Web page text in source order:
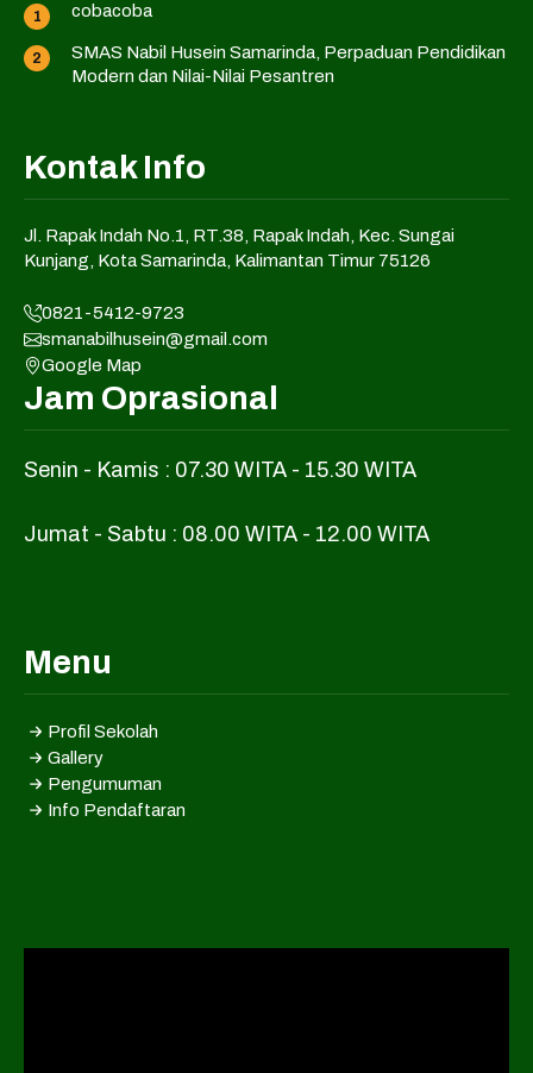
cobacoba
SMAS Nabil Husein Samarinda, Perpaduan Pendidikan
Modern dan Nilai-Nilai Pesantren
Kontak Info
Jl. Rapak Indah No.1, RT.38, Rapak Indah, Kec. Sungai
Kunjang, Kota Samarinda, Kalimantan Timur 75126
0821-5412-9723
smanabilhusein@gmail.com
Google Map
Jam Oprasional
Senin - Kamis : 07.30 WITA - 15.30 WITA
Jumat - Sabtu : 08.00 WITA - 12.00 WITA
Menu
Profil Sekolah
Gallery
Pengumuman
Info Pendaftaran